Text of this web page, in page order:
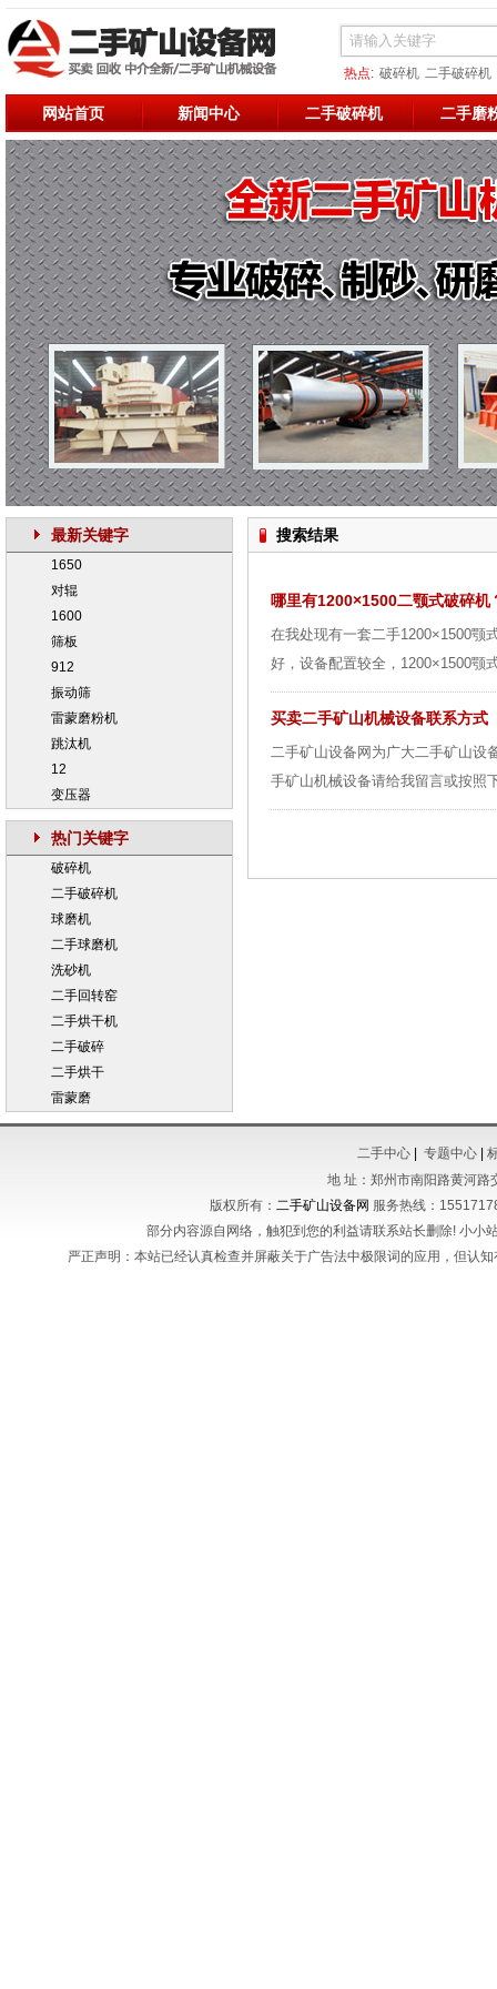
热点: 破碎机 二手破碎机
二手烘干机 二手破碎 二
网站首页 新闻中心 二手破碎机 二手磨
最新关键字
1650
对辊
1600
筛板
912
振动筛
雷蒙磨粉机
跳汰机
12
变压器
热门关键字
破碎机
二手破碎机
球磨机
二手球磨机
洗砂机
二手回转窑
二手烘干机
二手破碎
二手烘干
雷蒙磨
搜索结果
哪里有1200×1500二颚式破碎机
在我处现有一套二手1200×1500颚
好，设备配置较全，1200×1500颚
买卖二手矿山机械设备联系方式
二手矿山设备网为广大二手矿山设
手矿山机械设备请给我留言或按照
二手中心 专题中心
地 址：郑州市南阳路黄河路
版权所有： 二手矿山设备网 服务热线：
部分内容源自网络，触犯到您的利益请联系站长删除! 小
严正声明：本站已经认真检查并屏蔽关于广告法中极限词的应用，但认